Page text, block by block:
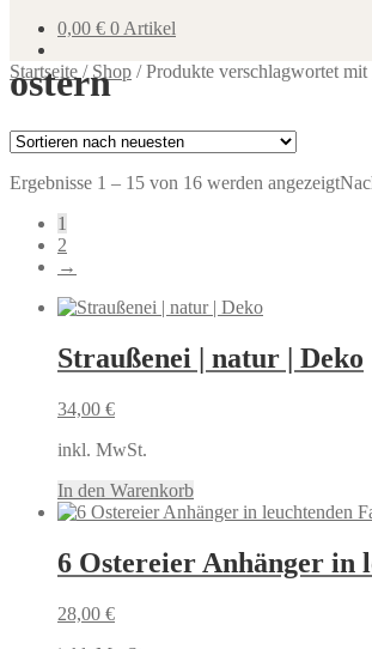
0,00 € 0 Artikel
Startseite / Shop /Produkte verschlagwortet mit
ostern
Ergebnisse 1 – 15 von 16 werden angezeigt
1
2
→
Straußenei | natur | Deko
34,00 €
inkl. MwSt.
In den Warenkorb
6 Ostereier Anhänger in
28,00 €